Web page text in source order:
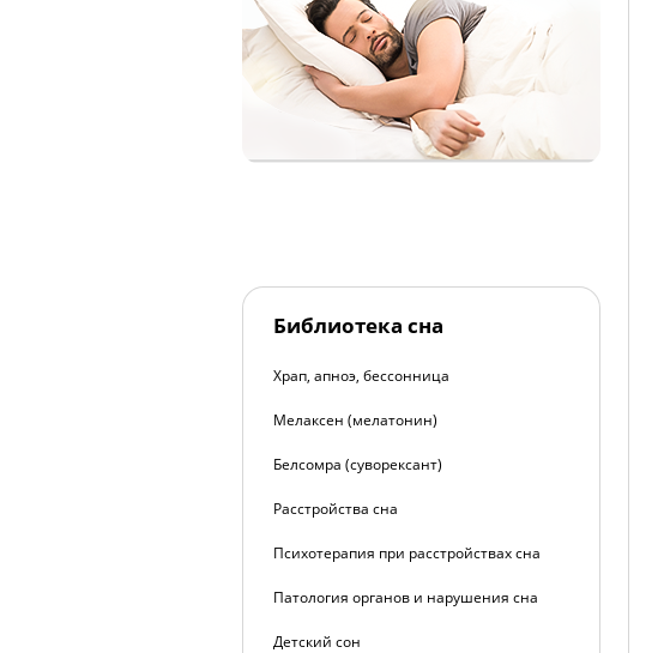
Библиотека сна
Храп, апноэ, бессонница
Мелаксен (мелатонин)
Белсомра (суворексант)
Расстройства сна
Психотерапия при расстройствах сна
Патология органов и нарушения сна
Детский сон